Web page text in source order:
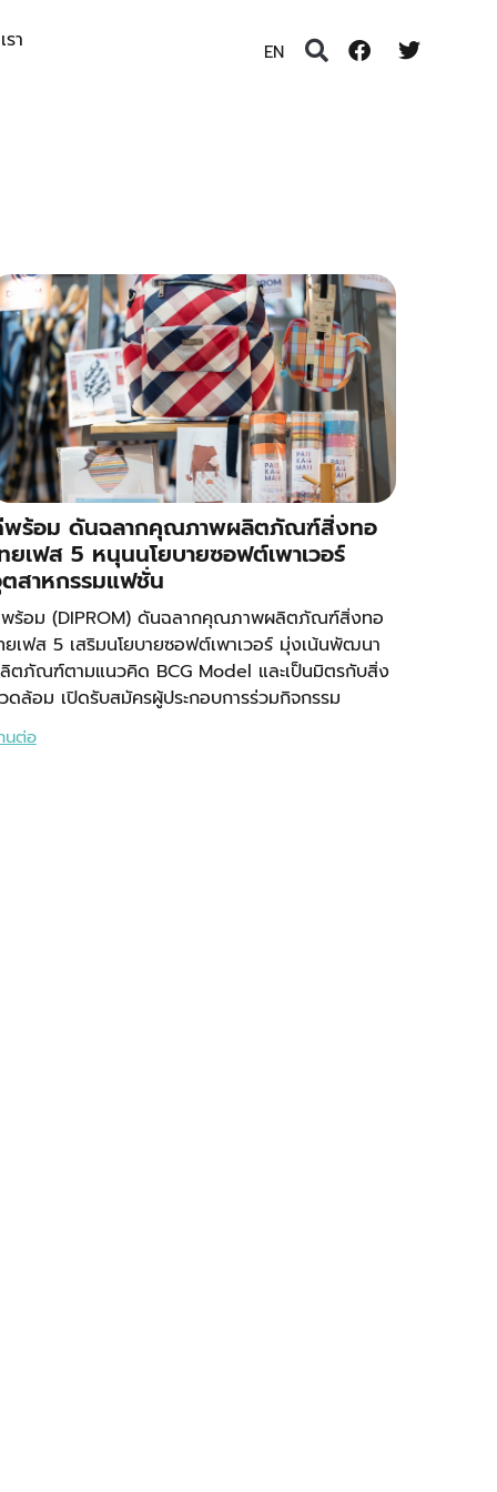
า EN
ร้อม ดันฉลากคุณภาพผลิตภัณฑ์สิ่งทอ
ยเฟส 5 หนุนนโยบายซอฟต์เพาเวอร์
สาหกรรมแฟชั่น
ร้อม (DIPROM) ดันฉลากคุณภาพผลิตภัณฑ์สิ่งทอ
ยเฟส 5 เสริมนโยบายซอฟต์เพาเวอร์ มุ่งเน้นพัฒนา
ตภัณฑ์ตามแนวคิด BCG Model และเป็นมิตรกับสิ่ง
ดล้อม เปิดรับสมัครผู้ประกอบการร่วมกิจกรรม
นต่อ